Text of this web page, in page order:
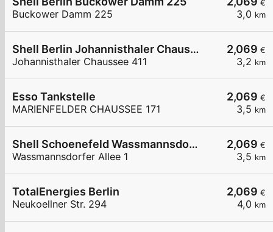
€
3,0 km
Buckower Damm 225
2,069 €
3,2 km
Shell Berlin Johannisthaler Chaussee 411
Johannisthaler Chaussee 411
2,069 €
3,5 km
Esso Tankstelle
MARIENFELDER CHAUSSEE 171
2,069 €
3,5 km
Shell Schoenefeld Wassmannsdorfer Allee 1
Wassmannsdorfer Allee 1
2,069 €
4,0 km
TotalEnergies Berlin
Neukoellner Str. 294